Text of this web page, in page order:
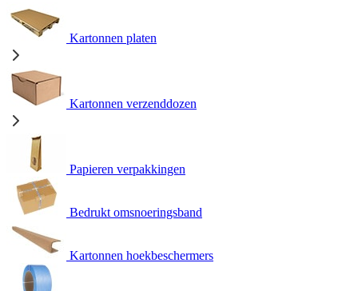
Kartonnen platen
Kartonnen verzenddozen
Papieren verpakkingen
Bedrukt omsnoeringsband
Kartonnen hoekbeschermers